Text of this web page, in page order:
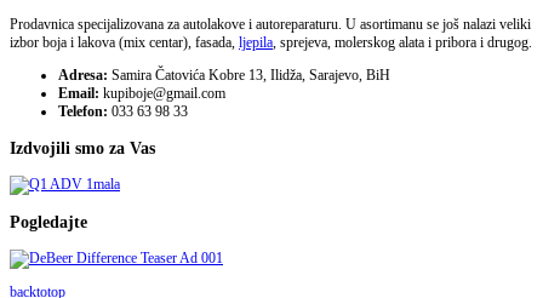
Prodavnica specijalizovana za autolakove i autoreparaturu. U asortimanu se još nalazi veliki
izbor boja i lakova (mix centar), fasada, ljepila, sprejeva, molerskog alata i pribora i drugog.
Adresa: Samira Čatovića Kobre 13, Ilidža, Sarajevo, BiH
Email: kupiboje@gmail.com
Telefon: 033 63 98 33
Izdvojili smo za Vas
Pogledajte
backtotop